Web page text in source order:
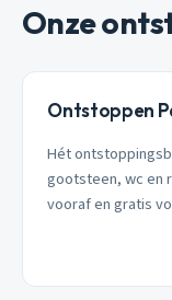
Onze
Ontstoppen
Hét
gootsteen, wc en
vooraf en gratis